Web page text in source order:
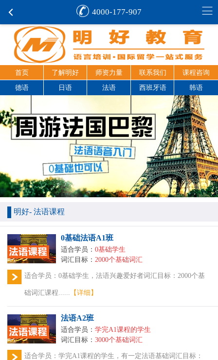
4000-177-907
首页 了解明好 师资力量 联系我们 课程咨询
德语 日语 法语 西班牙语 韩语
明好- 法语课程
0基础法语A1班
适合学员： 0基础学生
词汇目标： 2000个基础词汇
适合学员：0基础学生，法语兴趣爱好者词汇目标：2000个基
础词汇课程...... 【详细】
法语A2班
适合学员： 学完A1课程的学生
词汇目标： 3000个基础词汇
适合学员：学完A1课程的学生，有一定法语基础词汇目标：